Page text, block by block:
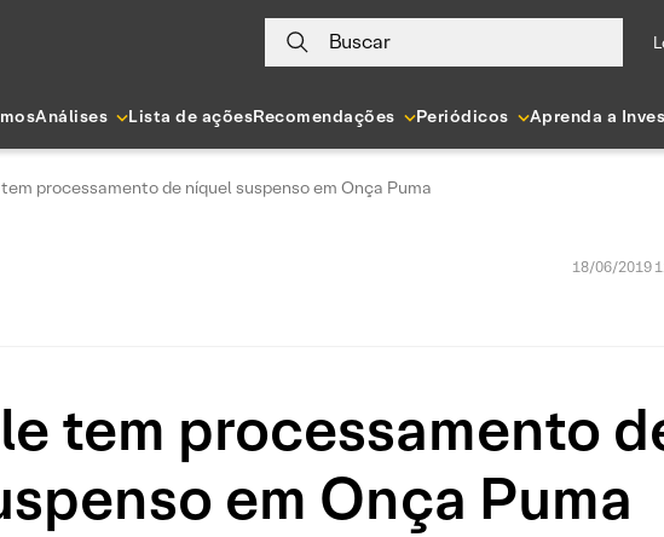
Buscar
Análises Lista de açõesRecomendações Periódicos Aprenda a
processamento de níquel suspenso em Onça Puma
18/06/2019
tem processamento
em Onça Puma